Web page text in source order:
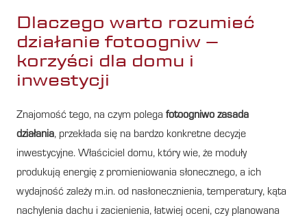
Dlaczego warto rozumieć
działanie fotoogniw –
korzyści dla domu i
inwestycji
Znajomość tego, na czym polega fotoogniwo zasada
działania, przekłada się na bardzo konkretne decyzje
inwestycyjne. Właściciel domu, który wie, że moduły
produkują energię z promieniowania słonecznego, a ich
wydajność zależy m.in. od nasłonecznienia, temperatury, kąta
nachylenia dachu i zacienienia, łatwiej oceni, czy planowana